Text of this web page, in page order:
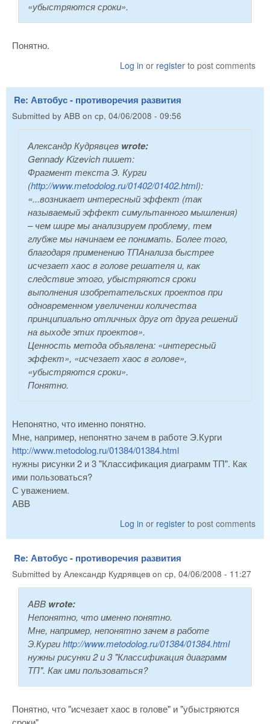
«убыстряются сроки».
Понятно.
Log in or register to post comments
Re: Автобус - противоречия развития
Submitted by ABB on ср, 04/06/2008 - 09:56
Александр Кудрявцев wrote:
Gennady Kizevich пишет:
Фрагмент текста Э. Курги
(http://www.metodolog.ru/01402/01402.html):
«...возникает интересный эффект (так
называемый эффект симультанного мышления)
– чем шире мы анализируем проблему, тем
глубже мы начинаем ее понимать. Более того,
благодаря применению ТПАнализа быстрее
исчезает хаос в голове решателя и, как
следствие этого, убыстряются сроки
выполнения изобретательских проектов при
одновременном увеличении количества
принципиально отличных друг от друга решений
на выходе этих проектов».
Ценность метода объявлена: «интересный
эффект», «исчезает хаос в голове»,
«убыстряются сроки».
Понятно.
Непонятно, что именно понятно.
Мне, например, непонятно зачем в работе Э.Курги
http://www.metodolog.ru/01384/01384.html
нужны рисунки 2 и 3 "Классификация диаграмм ТП". Как
ими пользоваться?
С уважением.
ABB
Log in or register to post comments
Re: Автобус - противоречия развития
Submitted by Александр Кудрявцев on ср, 04/06/2008 - 11:27
ABB wrote:
Непонятно, что именно понятно.
Мне, например, непонятно зачем в работе
Э.Кургиhttp://www.metodolog.ru/01384/01384.html
нужны рисунки 2 и 3 "Классификация диаграмм
ТП". Как ими пользоваться?
Понятно, что "исчезает хаос в голове" и "убыстряются